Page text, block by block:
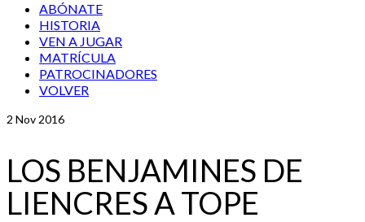
ABÓNATE
HISTORIA
VEN A JUGAR
MATRÍCULA
PATROCINADORES
VOLVER
2 Nov 2016
LOS BENJAMINES DE
LIENCRES A TOPE